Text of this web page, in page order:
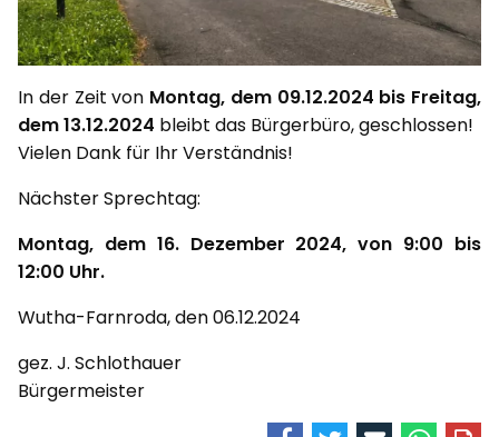
In der Zeit von Montag, dem 09.12.2024 bis Freitag,
dem 13.12.2024 bleibt das Bürgerbüro, geschlossen!
Vielen Dank für Ihr Verständnis!
Nächster Sprechtag:
Montag, dem 16. Dezember 2024, von 9:00 bis
12:00 Uhr.
Wutha-Farnroda, den 06.12.2024
gez. J. Schlothauer
Bürgermeister